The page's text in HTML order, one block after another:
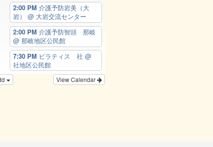
2:00 PM 介護予防岩美（大
岩） @ 大岩交流センター
2:00 PM 介護予防智頭 那岐
@ 那岐地区公民館
7:30 PM ピラティス 社 @
社地区公民館
View Calendar